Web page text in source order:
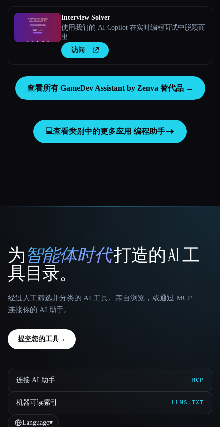
Interview Solver
使用我们的 AI Copilot 在实时编程面试中脱颖而
出
访问
查看所有 GameDev Assistant by Zenva 替代品 →
💻查看类别中的更多应用 编程助手
That AI Collection
为智能体时代打造的 AI 工
具目录。
经过人工筛选并分类的 AI 工具。亲自浏览，或通过 MCP
连接你的 AI 助手。
提交您的工具→
连接 AI 助手 MCP
机器可读索引 LLMS.TXT
Language▾